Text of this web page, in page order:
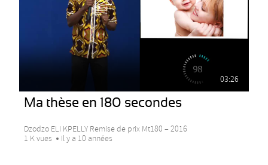
03:26
Ma thèse en 180 secondes
Dzodzo ELI KPELLY Remise de prix Mt180 – 2016
1 K vues
Il y a 10 années